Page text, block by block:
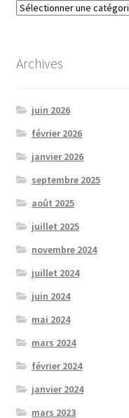
Catégories
Archives
juin 2026
février 2026
janvier 2026
septembre 2025
août 2025
juillet 2025
novembre 2024
juillet 2024
juin 2024
mai 2024
mars 2024
février 2024
janvier 2024
mars 2023